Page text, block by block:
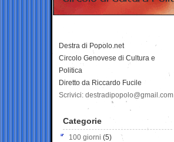
Destra di Popolo.net
Circolo Genovese di Cultura e
Politica
Diretto da Riccardo Fucile
Scrivici: destradipopolo@gmail.com
Categorie
100 giorni (5)